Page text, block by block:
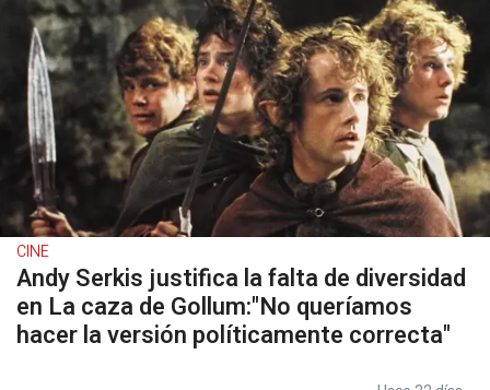
CINE
Andy Serkis justifica la falta de diversidad
en La caza de Gollum:"No queríamos
hacer la versión políticamente correcta"